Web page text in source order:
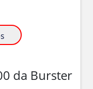
da Burster